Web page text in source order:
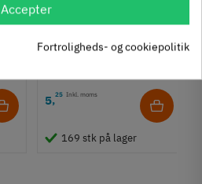
Fast stillefod m/
islåningsmøtrik - M8
5,25 Inkl. moms
169 stk på lager
Accepter
Fortroligheds- og cookiepolitik